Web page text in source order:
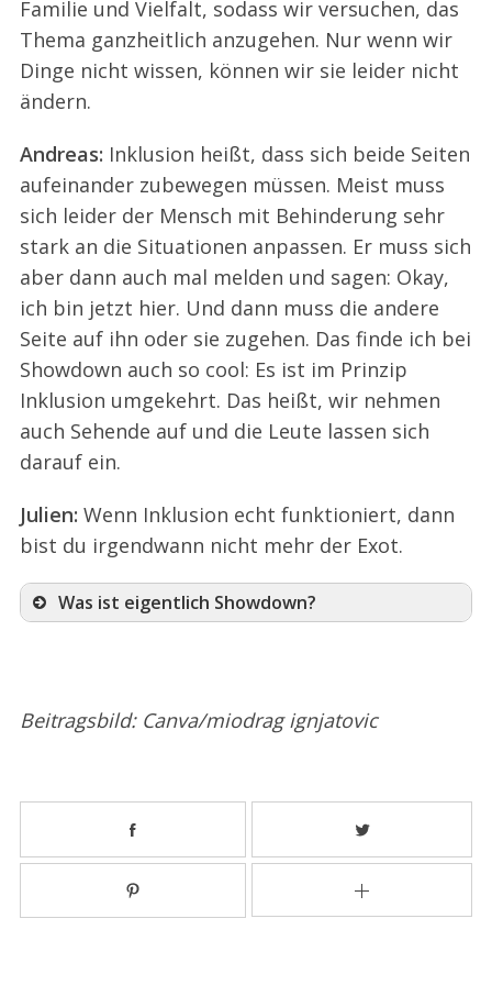
Familie und Vielfalt, sodass wir versuchen, das
Thema ganzheitlich anzugehen. Nur wenn wir
Dinge nicht wissen, können wir sie leider nicht
ändern.
Andreas: Inklusion heißt, dass sich beide Seiten
aufeinander zubewegen müssen. Meist muss
sich leider der Mensch mit Behinderung sehr
stark an die Situationen anpassen. Er muss sich
aber dann auch mal melden und sagen: Okay,
ich bin jetzt hier. Und dann muss die andere
Seite auf ihn oder sie zugehen. Das finde ich bei
Showdown auch so cool: Es ist im Prinzip
Inklusion umgekehrt. Das heißt, wir nehmen
auch Sehende auf und die Leute lassen sich
darauf ein.
Julien: Wenn Inklusion echt funktioniert, dann
bist du irgendwann nicht mehr der Exot.
Was ist eigentlich Showdown?
Beitragsbild: Canva/miodrag ignjatovic